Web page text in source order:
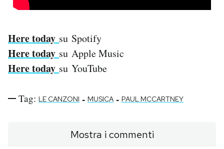
Here today su Spotify
Here today su Apple Music
Here today su YouTube
Tag: LE CANZONI - MUSICA - PAUL MCCARTNEY
Mostra i commenti